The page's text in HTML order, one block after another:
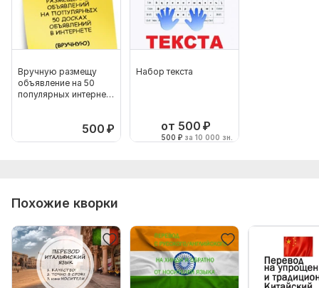
Вручную размещу
объявление на 50
популярных интернет-
500 ₽
Набор текста
от 500 ₽
500 ₽ за 10 000 зн.
Похожие кворки